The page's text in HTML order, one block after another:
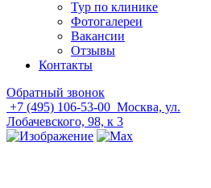
Тур по клинике
Фотогалереи
Вакансии
Отзывы
Контакты
Обратный звонок
+7 (495) 106-53-00 Москва, ул.
Лобачевского, 98, к 3